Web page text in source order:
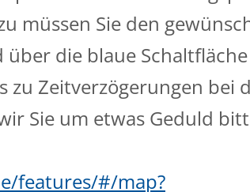
müssen Sie den
die blaue Schaltfläche
zu Zeitverzögerungen bei
Sie um etwas Geduld
features/#/map?